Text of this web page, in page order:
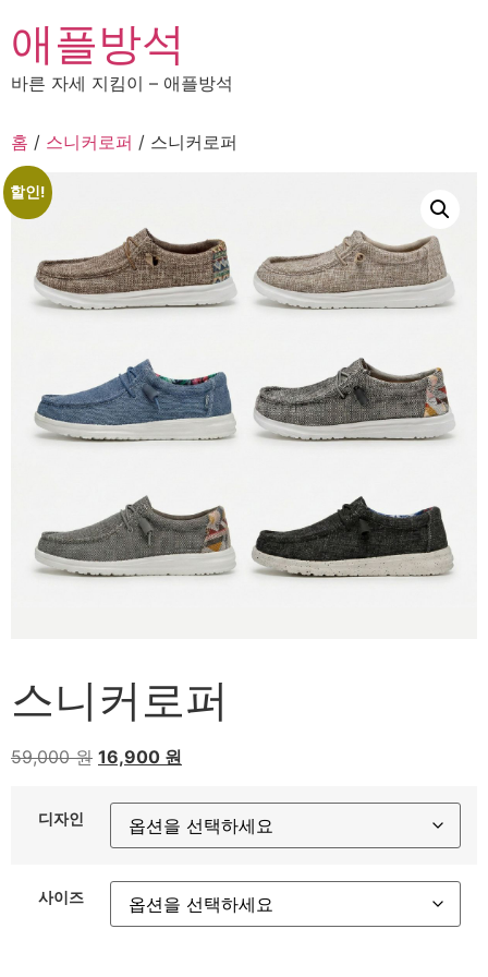
텐
로
너
뛰
기
애플방석
바른 자세 지킴이 – 애플방석
홈 / 스니커로퍼 / 스니커로퍼
할인!
스니커로퍼
59,000원 원
가
16,900 원
가
격:
디자인
사이즈
고객센터
온라인